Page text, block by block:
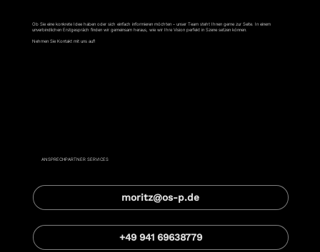
Ob Sie eine konkrete Idee haben oder sich einfach informieren möchten – unser Team steht Ihnen gerne zur Seite. In einem
unverbindlichen Erstgespräch finden wir gemeinsam heraus, wie wir Ihre Vision perfekt in Szene setzen können.
Nehmen Sie Kontakt mit uns auf!
ANSPRECHPARTNER SERVICES
moritz@os-p.de
+49 941 69638779